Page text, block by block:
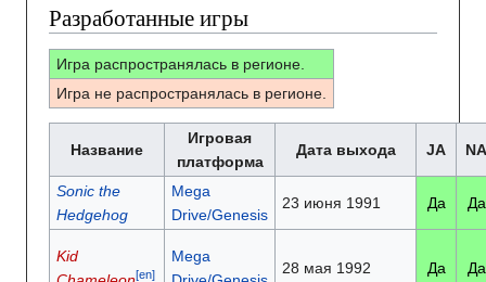
Разработанные игры
Игра распространялась в регионе.
Игра не распространялась в регионе.
Название
Игровая
платформа
Дата выхода JA NA
Sonic the
Hedgehog
Mega
Drive/Genesis
23 июня 1991 Да Да
Kid
[en]
Mega
28 мая 1992 Да Да